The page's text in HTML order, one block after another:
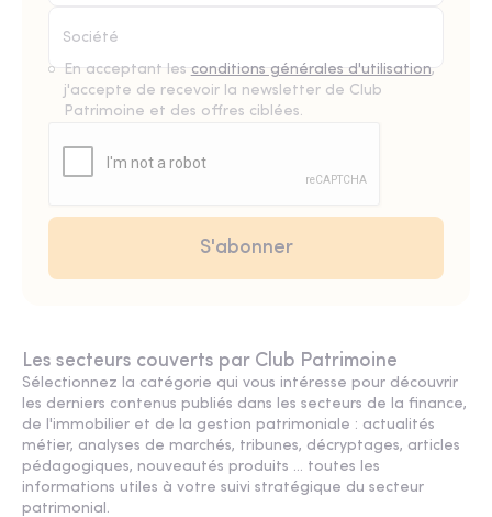
En acceptant les conditions générales d'utilisation,
j'accepte de recevoir la newsletter de Club
Patrimoine et des offres ciblées.
Les secteurs couverts par Club Patrimoine
Sélectionnez la catégorie qui vous intéresse pour découvrir
les derniers contenus publiés dans les secteurs de la finance,
de l'immobilier et de la gestion patrimoniale : actualités
métier, analyses de marchés, tribunes, décryptages, articles
pédagogiques, nouveautés produits ... toutes les
informations utiles à votre suivi stratégique du secteur
patrimonial.